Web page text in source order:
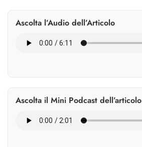
Ascolta l’Audio dell’Articolo
Ascolta il Mini Podcast dell’articolo